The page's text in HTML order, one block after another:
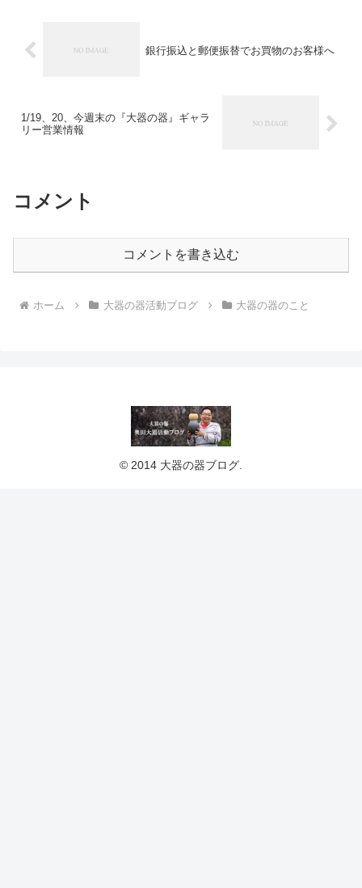
銀行振込と郵便振替でお買物のお客様へ
1/19、20、今週末の『大器の器』ギャラ
リー営業情報
コメント
コメントを書き込む
ホーム 大器の器活動ブログ 大器の器のこと
© 2014 大器の器ブログ.